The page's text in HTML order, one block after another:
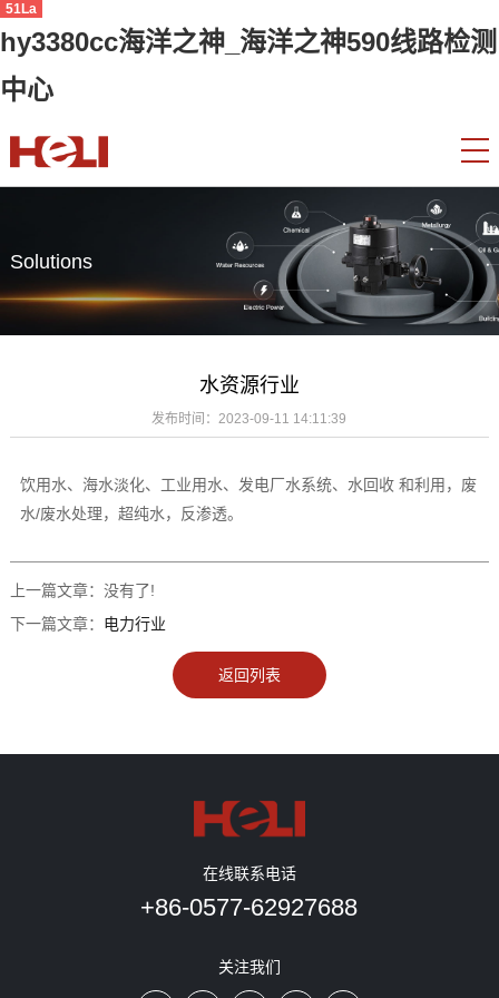
51La
hy3380cc海洋之神_海洋之神590线路检测
中心
Solutions
水资源行业
发布时间：2023-09-11 14:11:39
饮用水、海水淡化、工业用水、发电厂水系统、水回收 和利用，废
水/废水处理，超纯水，反渗透。
上一篇文章： 没有了!
下一篇文章： 电力行业
返回列表
在线联系电话
+86-0577-62927688
关注我们